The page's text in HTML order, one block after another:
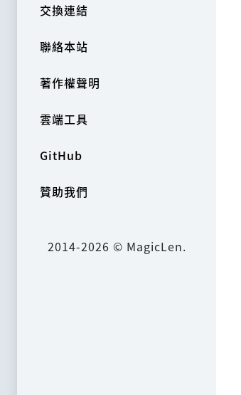
交換連結
聯絡本站
著作權聲明
雲端工具
GitHub
贊助我們
2014-2026 © MagicLen.